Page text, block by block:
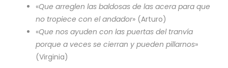
«Que arreglen las baldosas de las acera para que
no tropiece con el andador» (Arturo)
«Que nos ayuden con las puertas del tranvía
porque a veces se cierran y pueden pillarnos»
(Virginia)